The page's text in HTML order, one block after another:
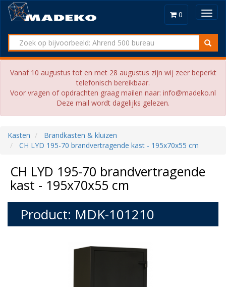
0
Vanaf 10 augustus tot en met 28 augustus zijn wij zeer beperkt
telefonisch bereikbaar.
Voor vragen of opdrachten graag mailen naar: info@madeko.nl
Deze mail wordt dagelijks gelezen.
Kasten
Brandkasten & kluizen
CH LYD 195-70 brandvertragende kast - 195x70x55 cm
CH LYD 195-70 brandvertragende
kast - 195x70x55 cm
Product: MDK-101210